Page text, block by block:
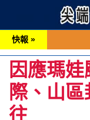
快報 » 連續假
因應瑪
際、山
往